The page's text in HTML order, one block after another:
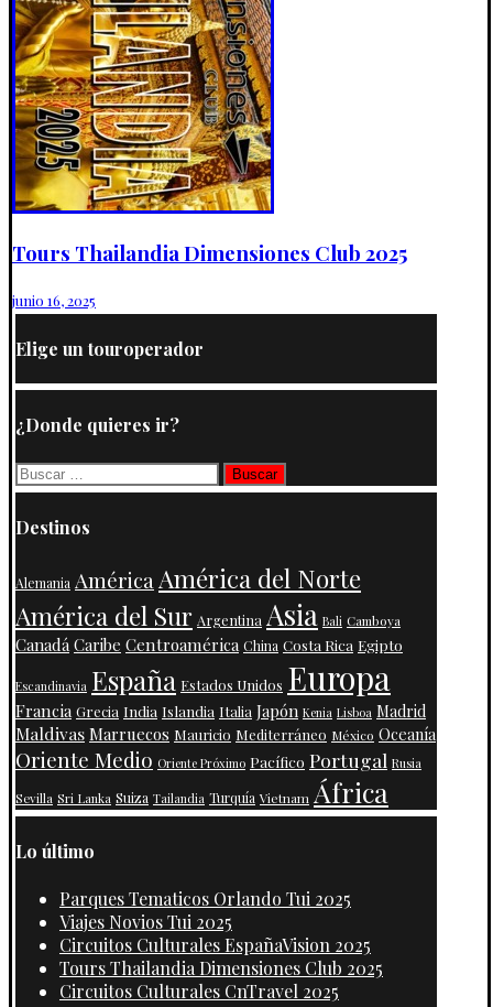
Tours Thailandia Dimensiones Club 2025
junio 16, 2025
Elige un touroperador
¿Donde quieres ir?
Buscar:
Destinos
Alemania AméricaAmérica del Norte
América del Sur Argentina Asia Bali Camboya
Canadá Caribe Centroamérica China Costa Rica Egipto
Escandinavia España Estados Unidos Europa
Francia Grecia India Islandia Italia Japón Kenia Lisboa Madrid
Maldivas Marruecos Mauricio Mediterráneo México Oceanía
Oriente Medio Oriente Próximo Pacífico Portugal Rusia
Sevilla Sri Lanka Suiza Tailandia Turquía Vietnam África
Lo último
Parques Tematicos Orlando Tui 2025
Viajes Novios Tui 2025
Circuitos Culturales EspañaVision 2025
Tours Thailandia Dimensiones Club 2025
Circuitos Culturales CnTravel 2025